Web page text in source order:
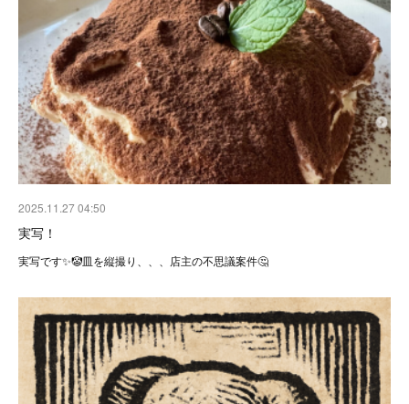
2025.11.27 04:50
実写！
実写です✨🤡皿を縦撮り、、、店主の不思議案件🤔